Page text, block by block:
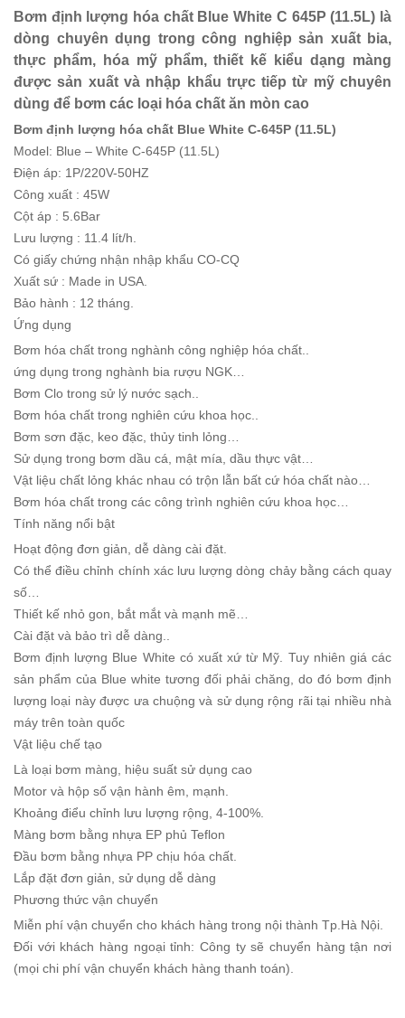
Bơm định lượng hóa chất Blue White C 645P (11.5L) là
dòng chuyên dụng trong công nghiệp sản xuất bia,
thực phẩm, hóa mỹ phẩm, thiết kế kiểu dạng màng
được sản xuất và nhập khẩu trực tiếp từ mỹ chuyên
dùng để bơm các loại hóa chất ăn mòn cao
Bơm định lượng hóa chất Blue White C-645P (11.5L)
Model: Blue – White C-645P (11.5L)
Điện áp: 1P/220V-50HZ
Công xuất : 45W
Cột áp : 5.6Bar
Lưu lượng : 11.4 lít/h.
Có giấy chứng nhận nhập khẩu CO-CQ
Xuất sứ : Made in USA.
Bảo hành : 12 tháng.
Ứng dụng
Bơm hóa chất trong nghành công nghiệp hóa chất..
ứng dụng trong nghành bia rượu NGK…
Bơm Clo trong sử lý nước sạch..
Bơm hóa chất trong nghiên cứu khoa học..
Bơm sơn đặc, keo đặc, thủy tinh lỏng…
Sử dụng trong bơm dầu cá, mật mía, dầu thực vật…
Vật liệu chất lỏng khác nhau có trộn lẫn bất cứ hóa chất nào…
Bơm hóa chất trong các công trình nghiên cứu khoa học…
Tính năng nổi bật
Hoạt động đơn giản, dễ dàng cài đặt.
Có thể điều chỉnh chính xác lưu lượng dòng chảy bằng cách quay
số…
Thiết kế nhỏ gon, bắt mắt và mạnh mẽ…
Cài đặt và bảo trì dễ dàng..
Bơm định lượng Blue White có xuất xứ từ Mỹ. Tuy nhiên giá các
sản phẩm của Blue white tương đối phải chăng, do đó bơm định
lượng loại này được ưa chuộng và sử dụng rộng rãi tại nhiều nhà
máy trên toàn quốc
Vật liệu chế tạo
Là loại bơm màng, hiệu suất sử dụng cao
Motor và hộp số vận hành êm, mạnh.
Khoảng điểu chỉnh lưu lượng rộng, 4-100%.
Màng bơm bằng nhựa EP phủ Teflon
Đầu bơm bằng nhựa PP chịu hóa chất.
Lắp đặt đơn giản, sử dụng dễ dàng
Phương thức vận chuyển
Miễn phí vận chuyển cho khách hàng trong nội thành Tp.Hà Nội.
Đối với khách hàng ngoại tỉnh: Công ty sẽ chuyển hàng tận nơi
(mọi chi phí vận chuyển khách hàng thanh toán).